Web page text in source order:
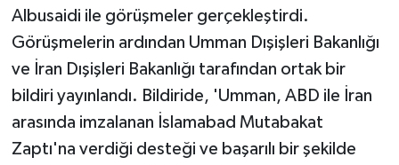
Albusaidi ile görüşmeler gerçekleştirdi.
Görüşmelerin ardından Umman Dışişleri Bakanlığı
ve İran Dışişleri Bakanlığı tarafından ortak bir
bildiri yayınlandı. Bildiride, 'Umman, ABD ile İran
arasında imzalanan İslamabad Mutabakat
Zaptı'na verdiği desteği ve başarılı bir şekilde